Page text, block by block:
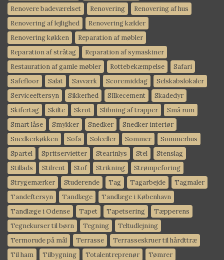
Renovere badeværelset
Renovering
Renovering af hus
Renovering af lejlighed
Renovering kælder
Renovering køkken
Reparation af møbler
Reparation af stråtag
Reparation af symaskiner
Restauration af gamle møbler
Rottebekæmpelse
Safari
Safefloor
Salat Savværk Scoremiddag
Selskabslokaler
Serviceeftersyn
Sikkerhed SIlkecement
Skadedyr
Skifertag
Skilte Skrot Slibning af trapper
Små rum
Smart låse
Smykker Snedker
Snedker interiør
Snedkerkøkken
Sofa Solceller Sommer
Sommerhus
Spartel
Spritservietter Stearinlys Stel
Stenslag
Stillads
Stilrent Stof Strikning
Strømpeforing
Strygemærker
Studerende Tag Tagarbejde
Tagmaler
Tandeftersyn
Tandlæge
Tandlæge i København
Tandlæge i Odense
Tapet Tapetsering
Tæpperens
Tegnekurser til børn
Tegning
Teltudlejning
Termorude på mål
Terrasse
Terrasseskruer til hårdttræ
Til ham
Tilbygning Totalentreprenør
Tømrer